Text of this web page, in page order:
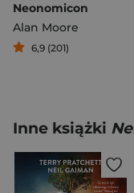
Neonomicon
Alan Moore
6,9 (201)
Inne książki